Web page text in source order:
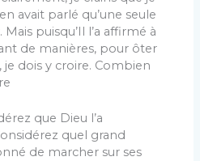
avait parlé qu’une seule
puisqu’Il l’a affirmé à
de manières, pour ôter
dois y croire. Combien
que Dieu l’a
quel grand
de marcher sur ses